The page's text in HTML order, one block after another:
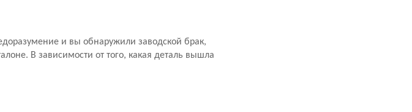
и вы обнаружили заводской брак,
В зависимости от того, какая деталь вышла